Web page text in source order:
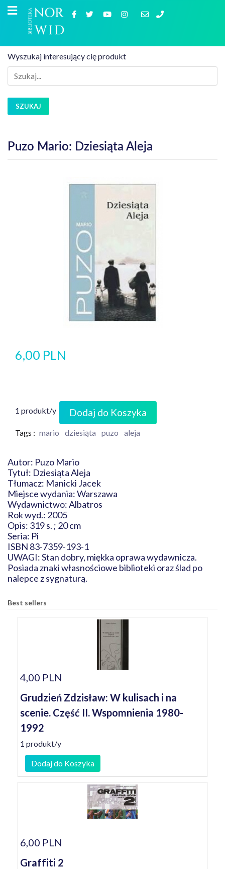
Wyszukaj interesujący cię produkt
SZUKAJ
Puzo Mario: Dziesiąta Aleja
6,00 PLN
1 produkt/y Dodaj do Koszyka
Tags : mario dziesiąta puzo aleja
Autor: Puzo Mario
Tytuł: Dziesiąta Aleja
Tłumacz: Manicki Jacek
Miejsce wydania: Warszawa
Wydawnictwo: Albatros
Rok wyd.: 2005
Opis: 319 s. ; 20 cm
Seria: Pi
ISBN 83-7359-193-1
UWAGI: Stan dobry, miękka oprawa wydawnicza.
Posiada znaki własnościowe biblioteki oraz ślad po
nalepce z sygnaturą.
Best sellers
4,00 PLN
Grudzień Zdzisław: W kulisach i na
scenie. Część II. Wspomnienia 1980-
1992
1 produkt/y
Dodaj do Koszyka
6,00 PLN
Graffiti 2